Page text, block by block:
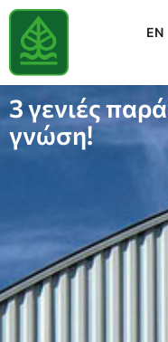
EN
3 γενιές
γνώση!